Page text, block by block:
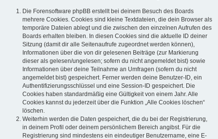
Die Forensoftware phpBB erstellt bei deinem Besuch des Boards
mehrere Cookies. Cookies sind kleine Textdateien, die dein Browser als
temporäre Dateien ablegt und die zwischen den einzelnen Aufrufen des
Boards erhalten bleiben. In diesen Cookies sind die aktuelle ID deiner
Sitzung (damit dir alle Seitenaufrufe zugeordnet werden können),
Informationen über die von dir gelesenen Beiträge (zur Markierung
dieser als gelesen/ungelesen; sofern du nicht angemeldet bist) sowie
Informationen über deine Teilnahme an Umfragen (sofern du nicht
angemeldet bist) gespeichert. Ferner werden deine Benutzer-ID, ein
Authentifizierungsschlüssel und eine Session-ID gespeichert. Die
Cookies haben standardmäßig eine Gültigkeit von einem Jahr. Alle
Cookies kannst du jederzeit über die Funktion „Alle Cookies löschen“
löschen.
Weiterhin werden die Daten gespeichert, die du bei der Registrierung,
in deinem Profil oder deinem persönlichem Bereich angibst. Für die
Registrierung sind mindestens ein eindeutiger Benutzername, eine E-